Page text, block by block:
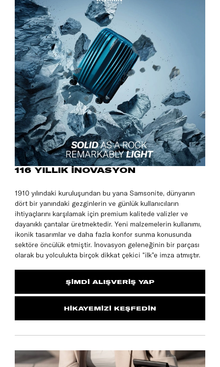
116 YILLIK İNOVASYON
1910 yılındaki kuruluşundan bu yana Samsonite, dünyanın
dört bir yanındaki gezginlerin ve günlük kullanıcıların
ihtiyaçlarını karşılamak için premium kalitede valizler ve
dayanıklı çantalar üretmektedir. Yeni malzemelerin kullanımı,
ikonik tasarımlar ve daha fazla konfor sunma konusunda
sektöre öncülük etmiştir. İnovasyon geleneğinin bir parçası
olarak bu yolculukta birçok dikkat çekici “ilk”e imza atmıştır.
ŞİMDİ ALIŞVERİŞ YAP
HİKAYEMİZİ KEŞFEDİN